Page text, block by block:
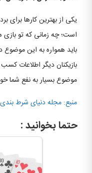
یکی از بهترین کارها برای
است؛ چه زمانی که تو
باید همواره به این
بازیکنان دیگر اطلاعات
موضوع بسیار به نفع شما
منبع: مجله دنیای شرط بندی
حتما بخوانید :